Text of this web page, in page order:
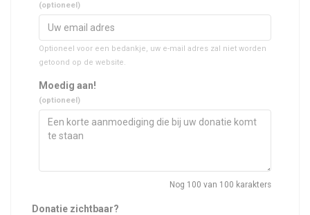
(optioneel)
Optioneel voor een bedankje, uw e-mail adres zal niet worden
getoond op de website.
Moedig aan!
(optioneel)
Nog 100 van 100 karakters
Donatie zichtbaar?